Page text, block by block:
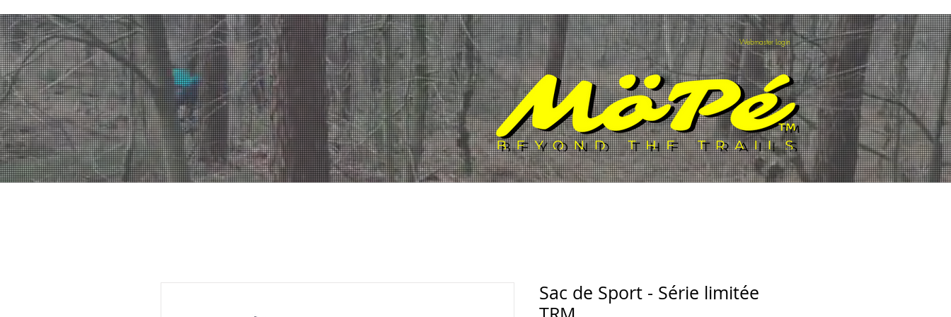
BOUTIQUE À PROPOS OÙ ACHETER ORGANISATION CONTACT MEMBRES
Webmaster Login
Sac de Sport - Série limitée